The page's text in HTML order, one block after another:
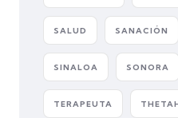
SALUD SANACIÓN
SINALOA SONORA
TERAPEUTA